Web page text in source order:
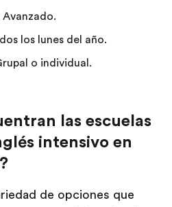
los lunes del año.
o individual.
las escuelas
intensivo en
de opciones que